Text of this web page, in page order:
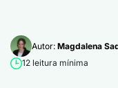
Autor: Magdalena
12 leitura mínima